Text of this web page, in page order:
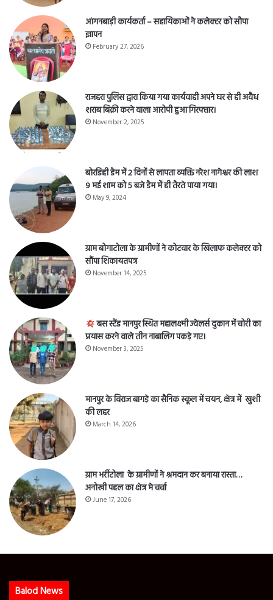
आंगनबाड़ी कार्यकर्ता – सहायिकाओं नेे कलेक्टर को सौपा
ज्ञापन
February 27, 2026
राजहरा पुलिस द्वारा किया गया कार्यवाही अपने घर से ही अवैध
शराब बिक्री करने वाला आरोपी हुआ गिरफ्तार।
November 2, 2025
बोरडिही डैम में 2 दिनों से लापता व्यक्ति नरेश नागेश्वर की लाश
9 मई शाम को 5 बजे डैम में ही तैरते पाया गया।
May 9, 2024
ग्राम बोगाटोला के ग्रामीणों ने कोटवार के खिलाफ कलेक्टर को
सौंपा शिकायतपत्र
November 14, 2025
बस स्टैंड मानपुर स्थित महालक्ष्मी ज्वेलर्स दुकान में चोरी का
प्रयास करने वाले तीन नाबालिग पकड़े गए।
November 3, 2025
मानपुर के विराज बागड़े का सैनिक स्कूल में चयन, क्षेत्र में खुशी
की लहर
March 14, 2026
ग्राम भर्रीटोला के ग्रामीणों ने श्रमदान कर बनाया रास्ता…
अनोखी पहल का क्षेत्र मे चर्चा
June 17, 2026
Balod News